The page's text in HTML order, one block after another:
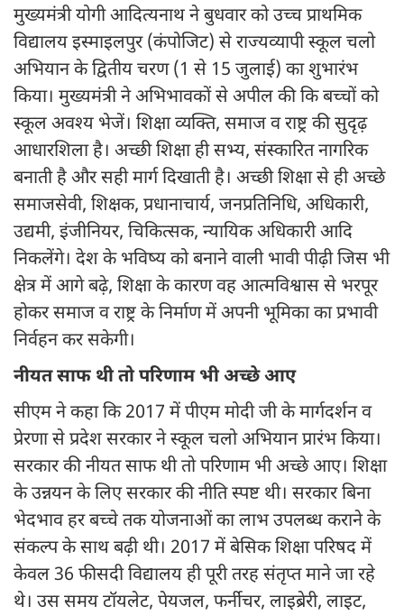
मुख्यमंत्री योगी आदित्यनाथ ने बुधवार को उच्च प्राथमिक
विद्यालय इस्माइलपुर (कंपोजिट) से राज्यव्यापी स्कूल चलो
अभियान के द्वितीय चरण (1 से 15 जुलाई) का शुभारंभ
किया। मुख्यमंत्री ने अभिभावकों से अपील की कि बच्चों को
स्कूल अवश्य भेजें। शिक्षा व्यक्ति, समाज व राष्ट्र की सुदृढ़
आधारशिला है। अच्छी शिक्षा ही सभ्य, संस्कारित नागरिक
बनाती है और सही मार्ग दिखाती है। अच्छी शिक्षा से ही अच्छे
समाजसेवी, शिक्षक, प्रधानाचार्य, जनप्रतिनिधि, अधिकारी,
उद्यमी, इंजीनियर, चिकित्सक, न्यायिक अधिकारी आदि
निकलेंगे। देश के भविष्य को बनाने वाली भावी पीढ़ी जिस भी
क्षेत्र में आगे बढ़े, शिक्षा के कारण वह आत्मविश्वास से भरपूर
होकर समाज व राष्ट्र के निर्माण में अपनी भूमिका का प्रभावी
निर्वहन कर सकेगी।
नीयत साफ थी तो परिणाम भी अच्छे आए
सीएम ने कहा कि 2017 में पीएम मोदी जी के मार्गदर्शन व
प्रेरणा से प्रदेश सरकार ने स्कूल चलो अभियान प्रारंभ किया।
सरकार की नीयत साफ थी तो परिणाम भी अच्छे आए। शिक्षा
के उन्नयन के लिए सरकार की नीति स्पष्ट थी। सरकार बिना
भेदभाव हर बच्चे तक योजनाओं का लाभ उपलब्ध कराने के
संकल्प के साथ बढ़ी थी। 2017 में बेसिक शिक्षा परिषद में
केवल 36 फीसदी विद्यालय ही पूरी तरह संतृप्त माने जा रहे
थे। उस समय टॉयलेट, पेयजल, फर्नीचर, लाइब्रेरी, लाइट,